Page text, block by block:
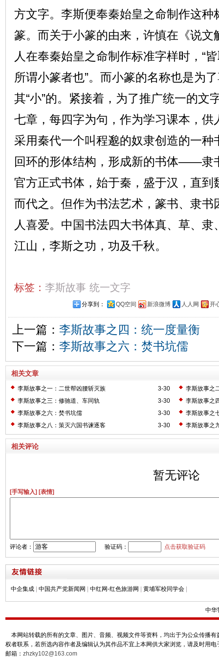
方文字。李斯便奉秦始皇之命制作这种
篆。而关于小篆的由来，许慎在《说文
人在奉秦始皇之命制作标准字样时，“
所谓小篆者也”。而小篆的名称也是为
其“小”的。紧接着，为了推广统一的文
七章，每四字为句，作为学习课本，供
采用秦代一个叫程邈的奴隶创造的一种
回环的形体结构，形成新的书体——隶
官方正式书体，始于秦，盛于汉，直到
而代之。但作为书法艺术，篆书、隶书
人喜爱。中国书法四大书体真、草、
江山，李斯之功，功及千秋。
标签： 李斯故事 统一文字
分享到： QQ空间 新浪微博 人人网 开
上一篇： 李斯故事之四：统一度量衡
下一篇： 李斯故事之六：焚书坑儒
相关文章
3-30
李斯故事之一：二世帮凶腰斩灭族
李斯故事之
3-30
李斯故事之三：修驰道、车同轨
李斯故事之
3-30
李斯故事之六：焚书坑儒
李斯故事之
3-30
李斯故事之八：策灭六国书谏逐客 李斯故事之
相关评论
暂无评论
[手写输入] [表情]
评论者： 验证码： 点击获取验证码
中企集成 中国共产党新闻网 中红网-红色旅游网 黄埔军校同学会
中华
本网站转载的所有的文章、图片、音频、视频文件等资料，均出于为公众传播
权者联系，若所选内容作者及编辑认为其作品不宜上本网供大家浏览，请及时用
邮箱： zhzky102@163.com